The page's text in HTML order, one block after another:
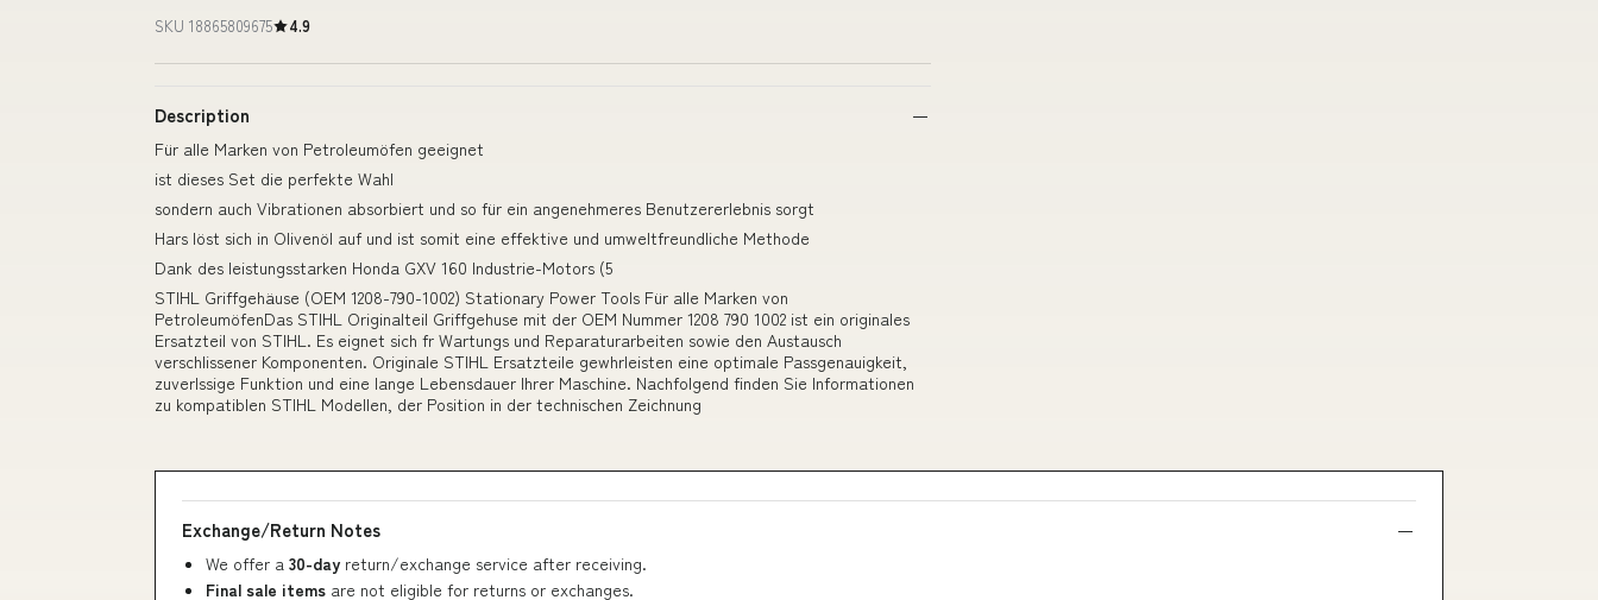
SKU 18865809675 4.9
Description
Für alle Marken von Petroleumöfen geeignet
ist dieses Set die perfekte Wahl
sondern auch Vibrationen absorbiert und so für ein angenehmeres Benutzererlebnis sorgt
Hars löst sich in Olivenöl auf und ist somit eine effektive und umweltfreundliche Methode
Dank des leistungsstarken Honda GXV 160 Industrie-Motors (5
STIHL Griffgehäuse (OEM 1208-790-1002) Stationary Power Tools Für alle Marken von
PetroleumöfenDas STIHL Originalteil Griffgehuse mit der OEM Nummer 1208 790 1002 ist ein originales
Ersatzteil von STIHL. Es eignet sich fr Wartungs und Reparaturarbeiten sowie den Austausch
verschlissener Komponenten. Originale STIHL Ersatzteile gewhrleisten eine optimale Passgenauigkeit,
zuverlssige Funktion und eine lange Lebensdauer Ihrer Maschine. Nachfolgend finden Sie Informationen
zu kompatiblen STIHL Modellen, der Position in der technischen Zeichnung
Exchange/Return Notes
We offer a 30-day return/exchange service after receiving.
Final sale items are not eligible for returns or exchanges.